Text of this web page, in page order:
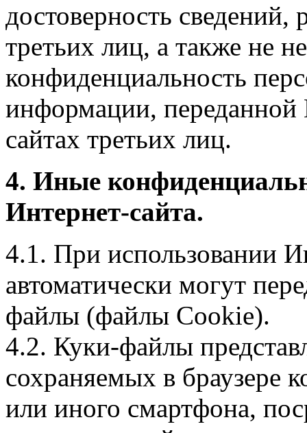
достоверность
третьих лиц, а также не
конфиденциальность
информации, переданной
сайтах третьих лиц.
4. Иные
Интернет-сайта.
4.1. При использовании
автоматически могут
файлы (файлы Cookie).
4.2. Куки-файлы
сохраняемых в браузере
или иного смартфона,